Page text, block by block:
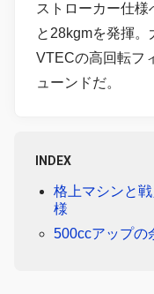
ストローカー仕
と28kgmを発揮。
VTECの高回転フ
ューンドだ。
INDEX
格上マシンと
様
500ccアップの